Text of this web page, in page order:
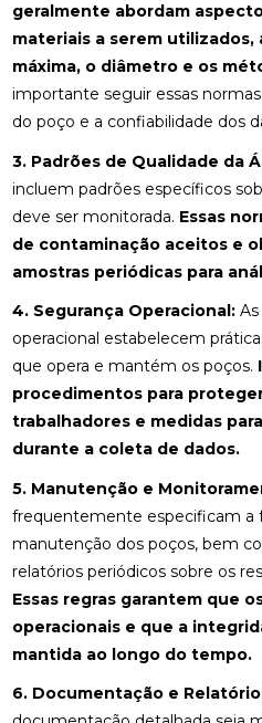
geralmente abordam
materiais a serem
máxima, o diâmetro e os
importante seguir essas
do poço e a confiabilidade dos
3. Padrões de Qualidade da
incluem padrões específicos
deve ser monitorada. Essas
de contaminação aceitos e
amostras periódicas para
4. Segurança Operacional:As
operacional estabelecem
que opera e mantém os poços.
procedimentos para
trabalhadores e medidas
durante a coleta de dados.
5. Manutenção e
frequentemente especificam a
manutenção dos poços, bem
relatórios periódicos sobre os
Essas regras garantem que
operacionais e que a
mantida ao longo do tempo.
6. Documentação e